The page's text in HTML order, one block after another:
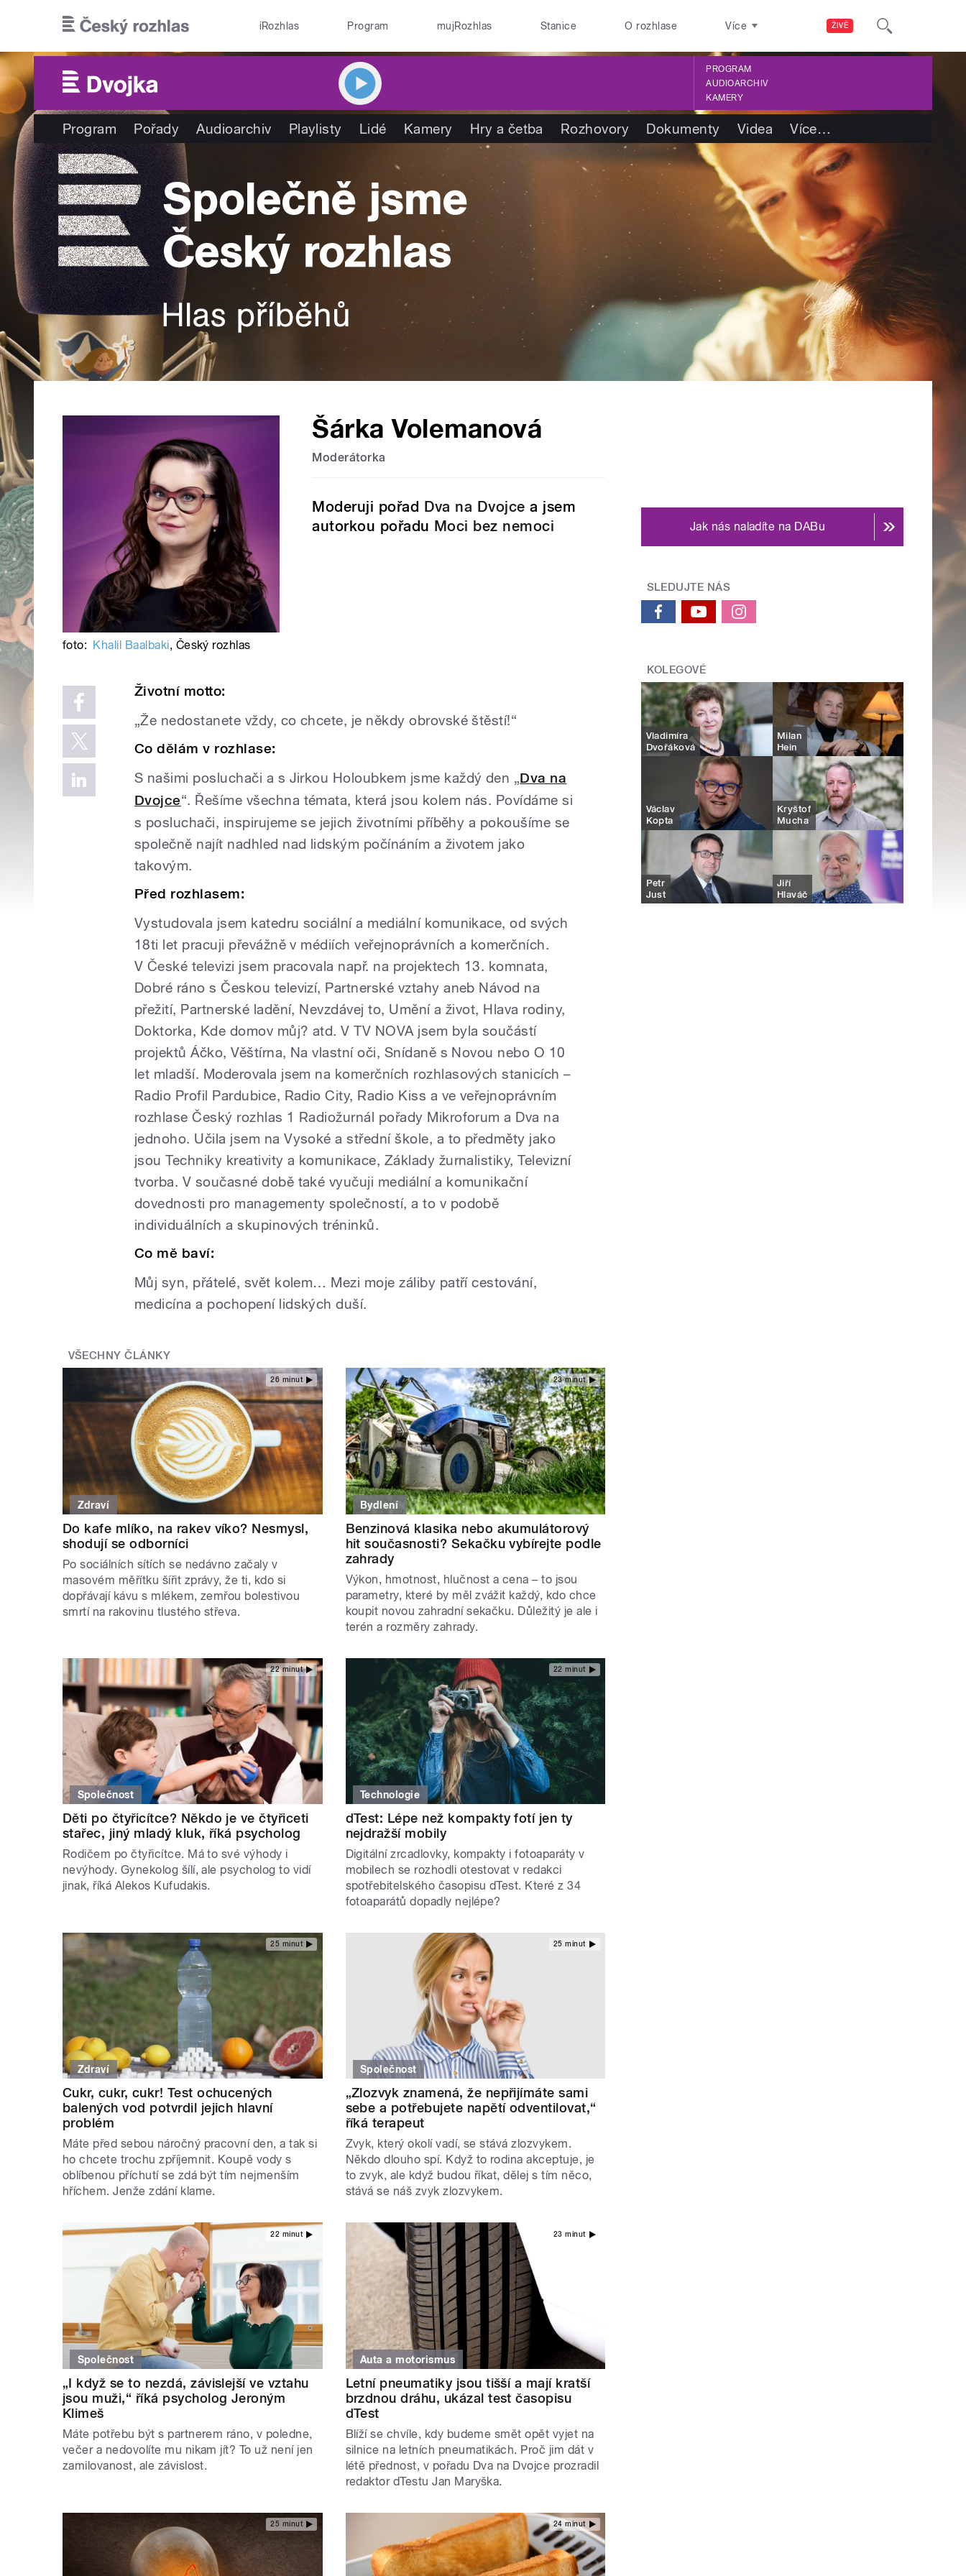
ŽIVĚ
iRozhlas Program mujRozhlas Stanice O rozhlase Více
PROGRAM
AUDIOARCHIV
KAMERY
Program Pořady Audioarchiv Playlisty Lidé Kamery Hry a četba Rozhovory Dokumenty Videa Více…
Šárka Volemanová
Moderátorka
Moderuji pořad Dva na Dvojce a jsem
autorkou pořadu Moci bez nemoci
foto: Khalil Baalbaki, Český rozhlas
Životní motto:
„Že nedostanete vždy, co chcete, je někdy obrovské štěstí!“
Co dělám v rozhlase:
S našimi posluchači a s Jirkou Holoubkem jsme každý den „Dva na
Dvojce“. Řešíme všechna témata, která jsou kolem nás. Povídáme si
s posluchači, inspirujeme se jejich životními příběhy a pokoušíme se
společně najít nadhled nad lidským počínáním a životem jako
takovým.
Před rozhlasem:
Vystudovala jsem katedru sociální a mediální komunikace, od svých
18ti let pracuji převážně v médiích veřejnoprávních a komerčních.
V České televizi jsem pracovala např. na projektech 13. komnata,
Dobré ráno s Českou televizí, Partnerské vztahy aneb Návod na
přežití, Partnerské ladění, Nevzdávej to, Umění a život, Hlava rodiny,
Doktorka, Kde domov můj? atd. V TV NOVA jsem byla součástí
projektů Áčko, Věštírna, Na vlastní oči, Snídaně s Novou nebo O 10
let mladší. Moderovala jsem na komerčních rozhlasových stanicích –
Radio Profil Pardubice, Radio City, Radio Kiss a ve veřejnoprávním
rozhlase Český rozhlas 1 Radiožurnál pořady Mikroforum a Dva na
jednoho. Učila jsem na Vysoké a střední škole, a to předměty jako
jsou Techniky kreativity a komunikace, Základy žurnalistiky, Televizní
tvorba. V současné době také vyučuji mediální a komunikační
dovednosti pro managementy společností, a to v podobě
individuálních a skupinových tréninků.
Co mě baví:
Můj syn, přátelé, svět kolem… Mezi moje záliby patří cestování,
medicína a pochopení lidských duší.
VŠECHNY ČLÁNKY
26 minut
Zdraví
Do kafe mlíko, na rakev víko? Nesmysl,
shodují se odborníci
Po sociálních sítích se nedávno začaly v
masovém měřítku šířit zprávy, že ti, kdo si
dopřávají kávu s mlékem, zemřou bolestivou
smrtí na rakovinu tlustého střeva.
23 minut
Bydlení
Benzinová klasika nebo akumulátorový
hit současnosti? Sekačku vybírejte podle
zahrady
Výkon, hmotnost, hlučnost a cena – to jsou
parametry, které by měl zvážit každý, kdo chce
koupit novou zahradní sekačku. Důležitý je ale i
terén a rozměry zahrady.
22 minut
Společnost
Děti po čtyřicítce? Někdo je ve čtyřiceti
stařec, jiný mladý kluk, říká psycholog
Rodičem po čtyřicítce. Má to své výhody i
nevýhody. Gynekolog šílí, ale psycholog to vidí
jinak, říká Alekos Kufudakis.
22 minut
Technologie
dTest: Lépe než kompakty fotí jen ty
nejdražší mobily
Digitální zrcadlovky, kompakty i fotoaparáty v
mobilech se rozhodli otestovat v redakci
spotřebitelského časopisu dTest. Které z 34
fotoaparátů dopadly nejlépe?
25 minut
Zdraví
Cukr, cukr, cukr! Test ochucených
balených vod potvrdil jejich hlavní
problém
Máte před sebou náročný pracovní den, a tak si
ho chcete trochu zpříjemnit. Koupě vody s
oblíbenou příchutí se zdá být tím nejmenším
hříchem. Jenže zdání klame.
25 minut
Společnost
„Zlozvyk znamená, že nepřijímáte sami
sebe a potřebujete napětí odventilovat,“
říká terapeut
Zvyk, který okolí vadí, se stává zlozvykem.
Někdo dlouho spí. Když to rodina akceptuje, je
to zvyk, ale když budou říkat, dělej s tím něco,
stává se náš zvyk zlozvykem.
22 minut
Společnost
„I když se to nezdá, závislejší ve vztahu
jsou muži,“ říká psycholog Jeroným
Klimeš
Máte potřebu být s partnerem ráno, v poledne,
večer a nedovolíte mu nikam jít? To už není jen
zamilovanost, ale závislost.
23 minut
Auta a motorismus
Letní pneumatiky jsou tišší a mají kratší
brzdnou dráhu, ukázal test časopisu
dTest
Blíží se chvíle, kdy budeme smět opět vyjet na
silnice na letních pneumatikách. Proč jim dát v
létě přednost, v pořadu Dva na Dvojce prozradil
redaktor dTestu Jan Maryška.
25 minut 24 minut
Jak nás naladíte na DABu
SLEDUJTE NÁS
KOLEGOVÉ
Vladimíra
Dvořáková
Milan
Hein
Václav
Kopta
Kryštof
Mucha
Petr
Just
Jiří
Hlaváč